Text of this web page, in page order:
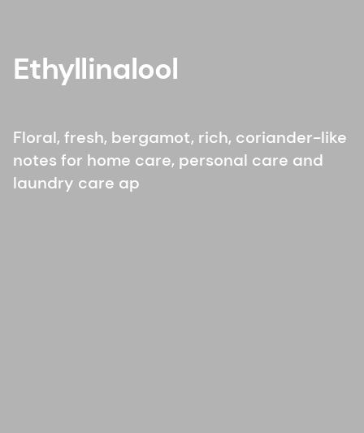
Ethyllinalool
Floral, fresh, bergamot, rich, coriander-like
notes for home care, personal care and
laundry care ap